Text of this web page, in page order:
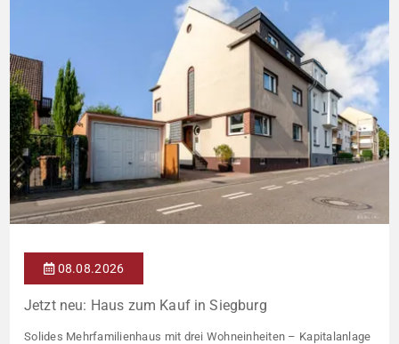
08.08.2026
Jetzt neu: Haus zum Kauf in Siegburg
Solides Mehrfamilienhaus mit drei Wohneinheiten – Kapitalanlage